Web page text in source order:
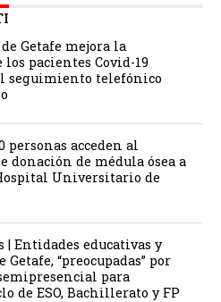
Getafe mejora la
pacientes Covid-19
seguimiento telefónico
personas acceden al
donación de médula ósea a
Universitario de
| Entidades educativas y
Getafe, “preocupadas” por
para
de ESO, Bachillerato y FP